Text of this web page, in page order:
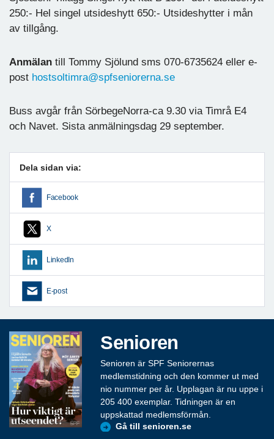
250:- Hel singel utsideshytt 650:- Utsideshytter i mån
av tillgång.
Anmälan till Tommy Sjölund sms 070-6735624 eller e-
post hostsoltimra@spfseniorerna.se
Buss avgår från SörbegeNorra-ca 9.30 via Timrå E4
och Navet. Sista anmälningsdag 29 september.
Dela sidan via:
Facebook
X
LinkedIn
E-post
Senioren
Senioren är SPF Seniorernas
medlemstidning och den kommer ut med
nio nummer per år. Upplagan är nu uppe i
205 400 exemplar. Tidningen är en
uppskattad medlemsförmån.
Gå till senioren.se